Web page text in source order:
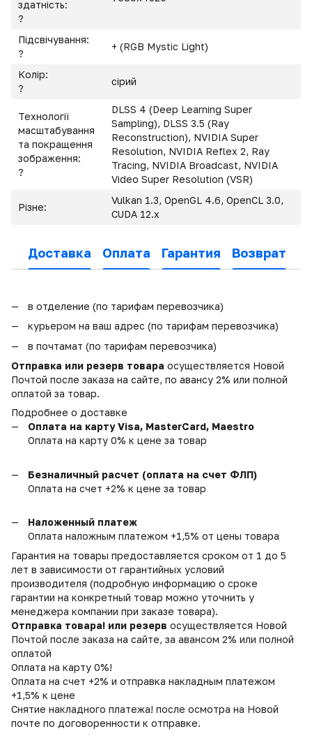
здатність:
?
Підсвічування:
?
+ (RGB Mystic Light)
Колір:
?
сірий
Технології
масштабування
та покращення
зображення:
?
DLSS 4 (Deep Learning Super
Sampling), DLSS 3.5 (Ray
Reconstruction), NVIDIA Super
Resolution, NVIDIA Reflex 2, Ray
Tracing, NVIDIA Broadcast, NVIDIA
Video Super Resolution (VSR)
Різне:
Vulkan 1.3, OpenGL 4.6, OpenCL 3.0,
CUDA 12.x
Доставка Оплата Гарантия Возврат
в отделение (по тарифам перевозчика)
курьером на ваш адрес (по тарифам перевозчика)
в почтамат (по тарифам перевозчика)
Отправка или резерв товара осуществляется Новой
Почтой после заказа на сайте, по авансу 2% или полной
оплатой за товар.
Подробнее о доставке
Оплата на карту Visa, MasterCard, Maestro
Оплата на карту 0% к цене за товар
Безналичный расчет (оплата на счет ФЛП)
Оплата на счет +2% к цене за товар
Наложенный платеж
Оплата наложным платежом +1,5% от цены товара
Гарантия на товары предоставляется сроком от 1 до 5
лет в зависимости от гарантийных условий
производителя (подробную информацию о сроке
гарантии на конкретный товар можно уточнить у
менеджера компании при заказе товара).
Отправка товара! или резерв осуществляется Новой
Почтой после заказа на сайте, за авансом 2% или полной
оплатой
Оплата на карту 0%!
Оплата на счет +2% и отправка накладным платежом
+1,5% к цене
Снятие накладного платежа! после осмотра на Новой
почте по договоренности к отправке.